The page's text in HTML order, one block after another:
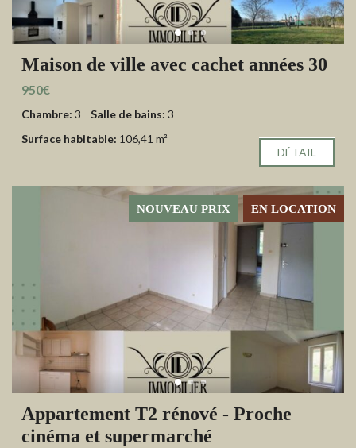
Maison de ville avec cachet années 30
950€
Chambre: 3 Salle de bains: 3
Surface habitable: 106,41 m²
DÉTAIL
EN LOCATION
NOUVEAU PRIX
Appartement T2 rénové - Proche
cinéma et supermarché